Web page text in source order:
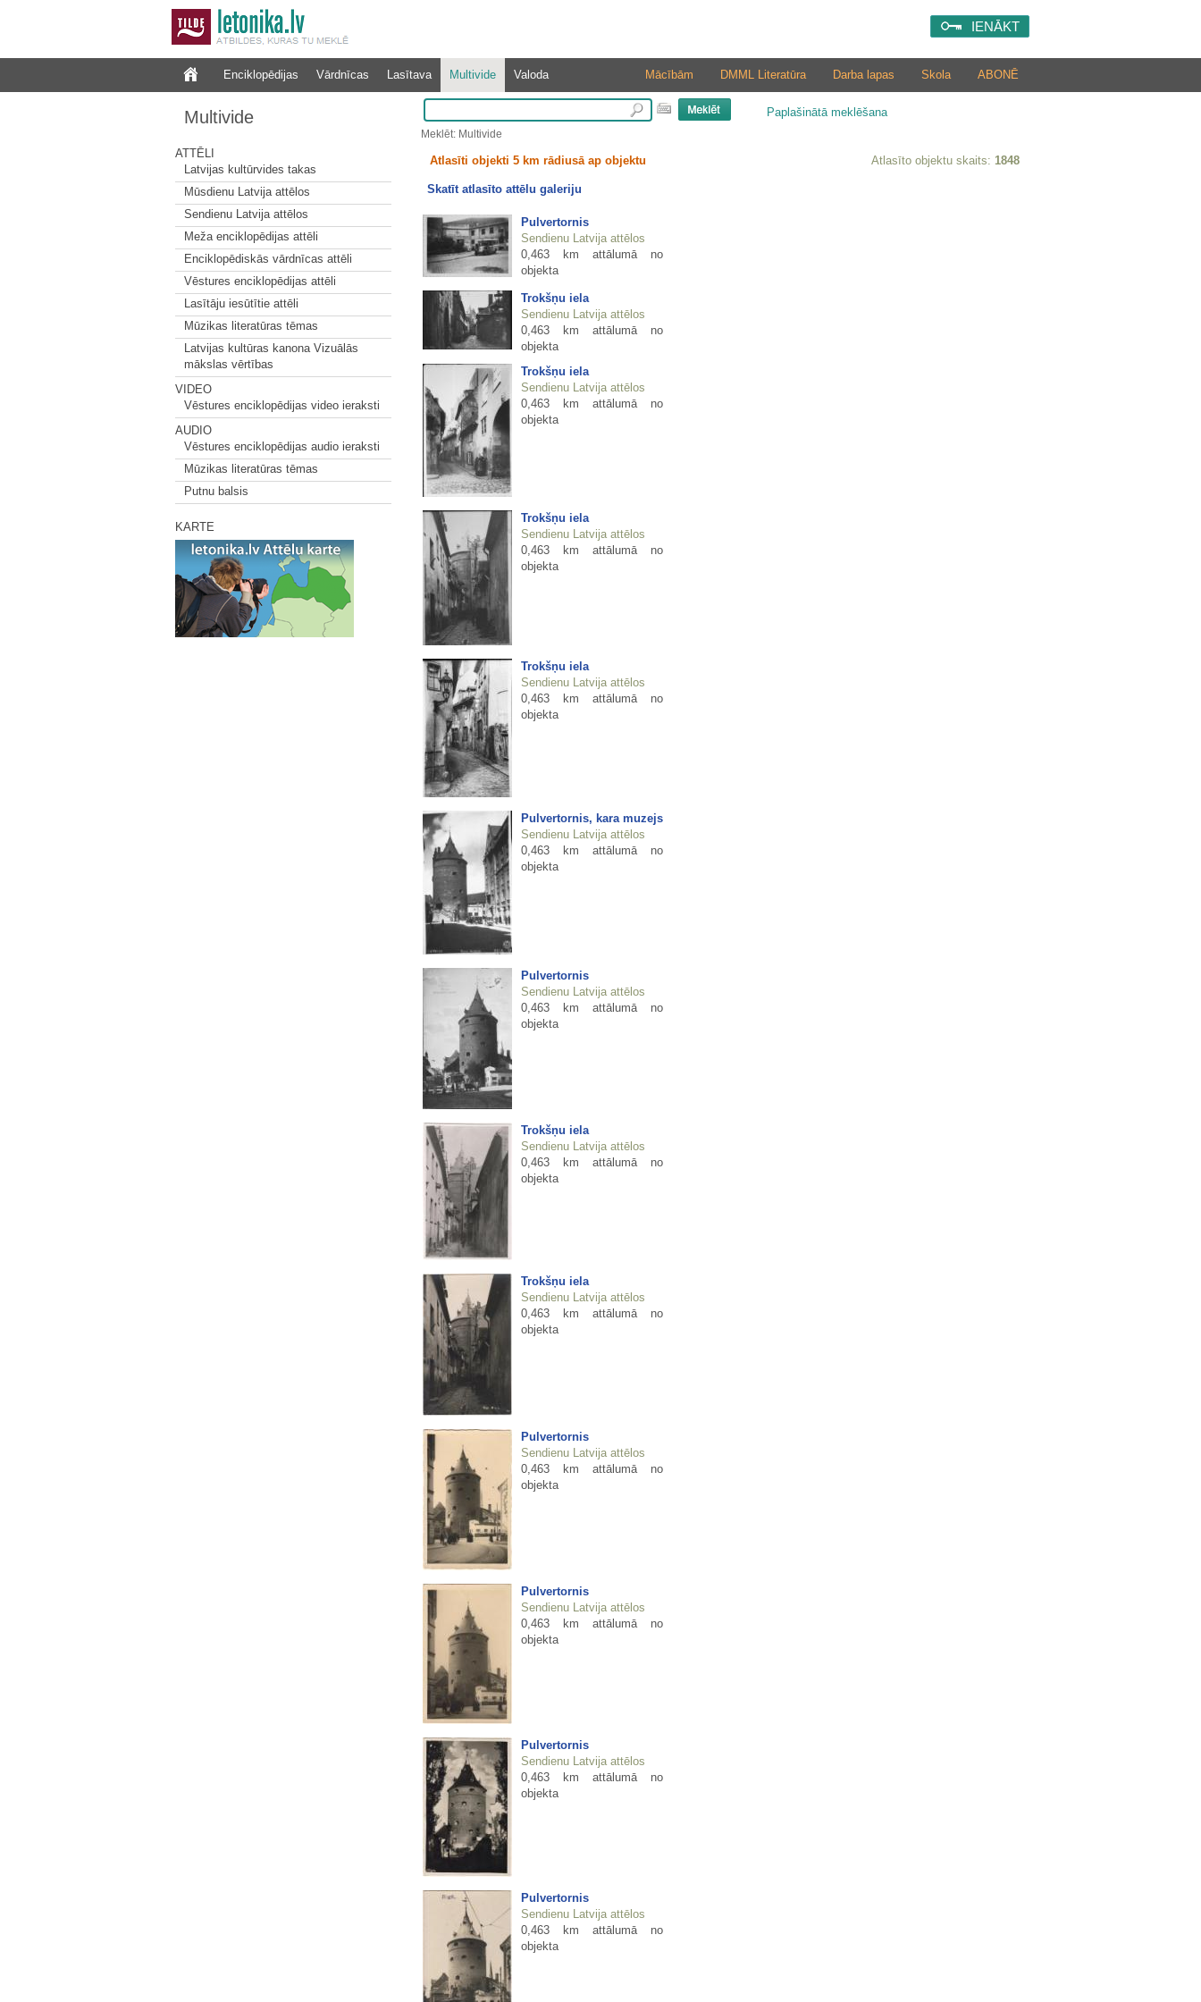
IENĀKT
Enciklopēdijas Vārdnīcas Lasītava Multivide Valoda ABONĒ
Skola
Darba lapas
DMML Literatūra
Mācībām
Multivide
ATTĒLI
Latvijas kultūrvides takas
Mūsdienu Latvija attēlos
Sendienu Latvija attēlos
Meža enciklopēdijas attēli
Enciklopēdiskās vārdnīcas attēli
Vēstures enciklopēdijas attēli
Lasītāju iesūtītie attēli
Mūzikas literatūras tēmas
Latvijas kultūras kanona Vizuālās
mākslas vērtības
VIDEO
Vēstures enciklopēdijas video ieraksti
AUDIO
Vēstures enciklopēdijas audio ieraksti
Mūzikas literatūras tēmas
Putnu balsis
KARTE
Paplašinātā meklēšana
Meklēt: Multivide
Atlasīti objekti 5 km rādiusā ap objektu Atlasīto objektu skaits: 1848
Skatīt atlasīto attēlu galeriju
Pulvertornis
Sendienu Latvija attēlos
0,463 km attālumā no
objekta
Trokšņu iela
Sendienu Latvija attēlos
0,463 km attālumā no
objekta
Trokšņu iela
Sendienu Latvija attēlos
0,463 km attālumā no
objekta
Trokšņu iela
Sendienu Latvija attēlos
0,463 km attālumā no
objekta
Trokšņu iela
Sendienu Latvija attēlos
0,463 km attālumā no
objekta
Pulvertornis, kara muzejs
Sendienu Latvija attēlos
0,463 km attālumā no
objekta
Pulvertornis
Sendienu Latvija attēlos
0,463 km attālumā no
objekta
Trokšņu iela
Sendienu Latvija attēlos
0,463 km attālumā no
objekta
Trokšņu iela
Sendienu Latvija attēlos
0,463 km attālumā no
objekta
Pulvertornis
Sendienu Latvija attēlos
0,463 km attālumā no
objekta
Pulvertornis
Sendienu Latvija attēlos
0,463 km attālumā no
objekta
Pulvertornis
Sendienu Latvija attēlos
0,463 km attālumā no
objekta
Pulvertornis
Sendienu Latvija attēlos
0,463 km attālumā no
objekta